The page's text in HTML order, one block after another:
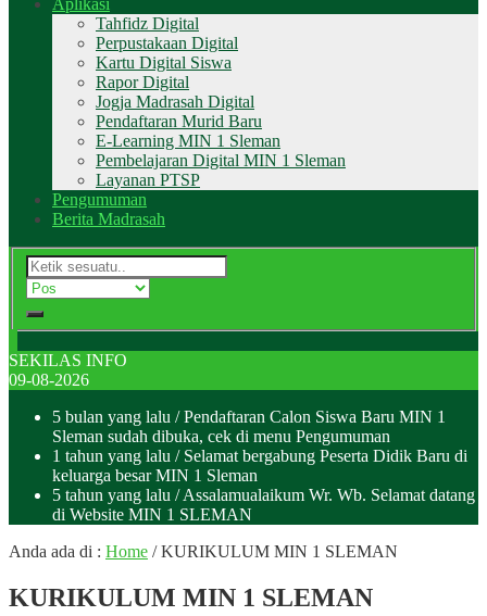
Aplikasi
Tahfidz Digital
Perpustakaan Digital
Kartu Digital Siswa
Rapor Digital
Jogja Madrasah Digital
Pendaftaran Murid Baru
E-Learning MIN 1 Sleman
Pembelajaran Digital MIN 1 Sleman
Layanan PTSP
Pengumuman
Berita Madrasah
SEKILAS INFO
09-08-2026
5 bulan yang lalu / Pendaftaran Calon Siswa Baru MIN 1
Sleman sudah dibuka, cek di menu Pengumuman
1 tahun yang lalu / Selamat bergabung Peserta Didik Baru di
keluarga besar MIN 1 Sleman
5 tahun yang lalu / Assalamualaikum Wr. Wb. Selamat datang
di Website MIN 1 SLEMAN
Anda ada di : Home /KURIKULUM MIN 1 SLEMAN
KURIKULUM MIN 1 SLEMAN